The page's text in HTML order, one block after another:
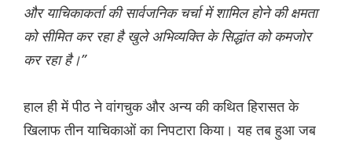
और याचिकाकर्ता की सार्वजनिक चर्चा में शामिल होने की क्षमता
को सीमित कर रहा है खुले अभिव्यक्ति के सिद्धांत को कमजोर
कर रहा है।”
हाल ही में पीठ ने वांगचुक और अन्य की कथित हिरासत के
खिलाफ तीन याचिकाओं का निपटारा किया। यह तब हुआ जब